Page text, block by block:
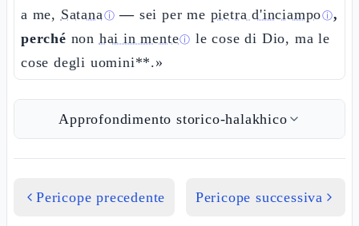
a me, Satanaⓘ — sei per me pietra d'inciampoⓘ,
perché non hai in menteⓘ le cose di Dio, ma le
cose degli uomini**.»
Approfondimento storico-halakhico
Pericope precedente Pericope successiva